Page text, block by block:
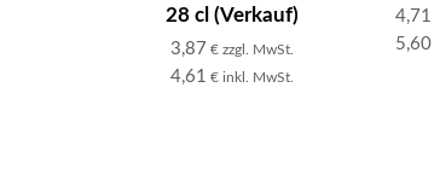
28 cl (Verkauf)
3,87 € zzgl. MwSt.
4,61 € inkl. MwSt.
4,71
5,60